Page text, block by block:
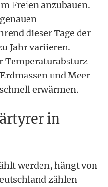
Freien anzubauen.
dieser Tage der
Jahr variieren.
Temperaturabsturz
und Meer
erwärmen.
in
werden, hängt von
zählen